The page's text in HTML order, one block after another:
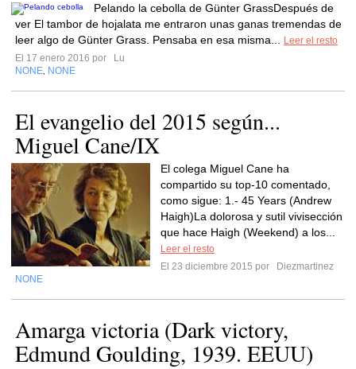
Pelando la cebolla de Günter GrassDespués de
ver El tambor de hojalata me entraron unas ganas tremendas de
leer algo de Günter Grass. Pensaba en esa misma...
Leer el resto
El 17 enero 2016 por
Lu
NONE NONE
El evangelio del 2015 según...
Miguel Cane/IX
El colega Miguel Cane ha
compartido su top-10 comentado,
como sigue: 1.- 45 Years (Andrew
Haigh)La dolorosa y sutil vivisección
que hace Haigh (Weekend) a los...
Leer el resto
El 23 diciembre 2015 por
Diezmartinez
NONE
Amarga victoria (Dark victory,
Edmund Goulding, 1939. EEUU)